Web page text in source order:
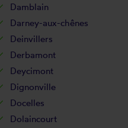
Damblain
Darney-aux-chênes
Deinvillers
Derbamont
Deycimont
Dignonville
Docelles
Dolaincourt